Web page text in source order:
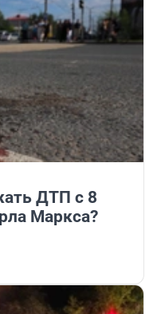
ДТП с 8
Маркса?